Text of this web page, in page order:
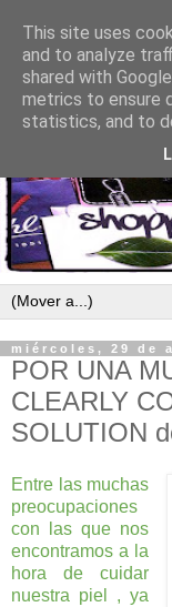
miércoles, 29 de
POR UNA
CLEARLY
SOLUTION
Entre las muchas
preocupaciones
con las que nos
encontramos a la
hora de cuidar
nuestra piel , ya
This site uses
and to analyze
shared with
metrics to ensure
statistics, and to